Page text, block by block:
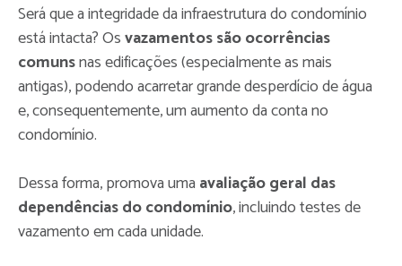
Será que a integridade da infraestrutura do condomínio
está intacta? Osvazamentos são ocorrências
comunsnas edificações (especialmente as mais
antigas), podendo acarretar grande desperdício de água
e, consequentemente, um aumento da conta no
condomínio.
Dessa forma, promova uma avaliação geral das
dependências do condomínio, incluindo testes de
vazamento em cada unidade.